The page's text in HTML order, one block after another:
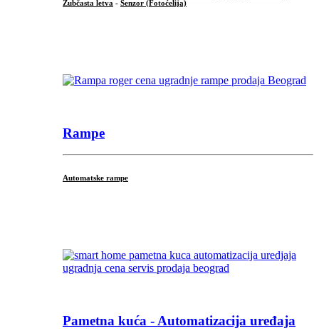
Zubčasta letva - Senzor (Fotoćelija)
Rampe
Automatske rampe
Pametna kuća - Automatizacija uređaja